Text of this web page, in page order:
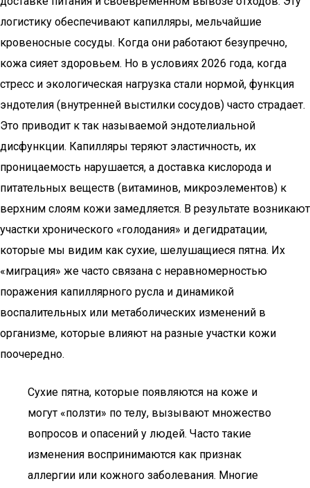
логистику обеспечивают капилляры, мельчайшие
кровеносные сосуды. Когда они работают безупречно,
кожа сияет здоровьем. Но в условиях 2026 года, когда
стресс и экологическая нагрузка стали нормой, функция
эндотелия (внутренней выстилки сосудов) часто страдает.
Это приводит к так называемой эндотелиальной
дисфункции. Капилляры теряют эластичность, их
проницаемость нарушается, а доставка кислорода и
питательных веществ (витаминов, микроэлементов) к
верхним слоям кожи замедляется. В результате возникают
участки хронического «голодания» и дегидратации,
которые мы видим как сухие, шелушащиеся пятна. Их
«миграция» же часто связана с неравномерностью
поражения капиллярного русла и динамикой
воспалительных или метаболических изменений в
организме, которые влияют на разные участки кожи
поочередно.
Сухие пятна, которые появляются на коже и
могут «ползти» по телу, вызывают множество
вопросов и опасений у людей. Часто такие
изменения воспринимаются как признак
аллергии или кожного заболевания. Многие